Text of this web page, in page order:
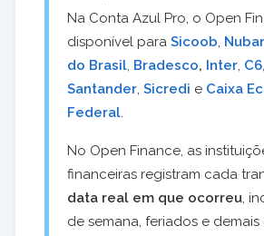
Na Conta Azul Pro, o Open
disponível para Sicoob,
do Brasil, Bradesco, Inter, C6,
Santander, Sicredi e Caixa
Federal.
No Open Finance, as
financeiras registram cada
data real em que ocorreu,
de semana, feriados e demais